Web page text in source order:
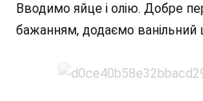
Вводимо яйце і олію. Добре
бажанням, додаємо ванільний